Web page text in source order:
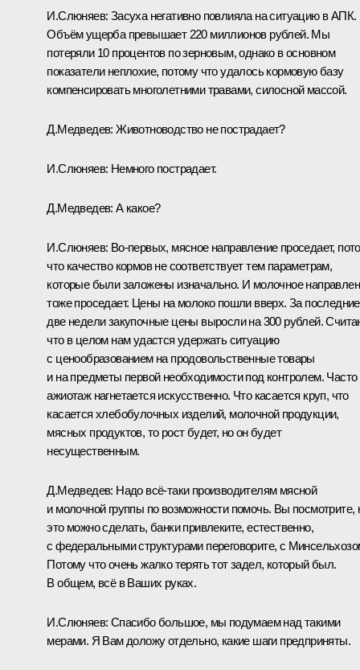
И.Слюняев: Засуха негативно повлияла на ситуацию в АПК.
Объём ущерба превышает 220 миллионов рублей. Мы
потеряли 10 процентов по зерновым, однако в основном
показатели неплохие, потому что удалось кормовую базу
компенсировать многолетними травами, силосной массой.
Д.Медведев: Животноводство не пострадает?
И.Слюняев: Немного пострадает.
Д.Медведев: А какое?
И.Слюняев: Во‑первых, мясное направление проседает,
что качество кормов не соответствует тем параметрам,
которые были заложены изначально. И молочное
тоже проседает. Цены на молоко пошли вверх. За последние
две недели закупочные цены выросли на 300 рублей.
что в целом нам удастся удержать ситуацию
с ценообразованием на продовольственные товары
и на предметы первой необходимости под контролем. Часто
ажиотаж нагнетается искусственно. Что касается круп, что
касается хлебобулочных изделий, молочной продукции,
мясных продуктов, то рост будет, но он будет
несущественным.
Д.Медведев: Надо всё‑таки производителям мясной
и молочной группы по возможности помочь. Вы посмотрите,
это можно сделать, банки привлеките, естественно,
с федеральными структурами переговорите, с
Потому что очень жалко терять тот задел, который был.
В общем, всё в Ваших руках.
И.Слюняев: Спасибо большое, мы подумаем над такими
мерами. Я Вам доложу отдельно, какие шаги предприняты.